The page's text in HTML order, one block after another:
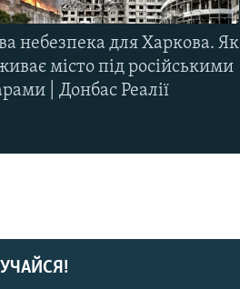
небезпека для Харкова. Як
місто під російськими
| Донбас Реалії